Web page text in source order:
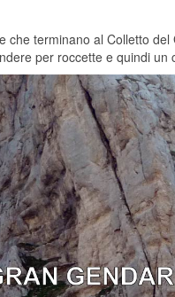
che terminano al Colletto
per roccette e quindi